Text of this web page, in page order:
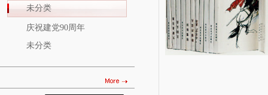
未分类
庆祝建党90周年
未分类